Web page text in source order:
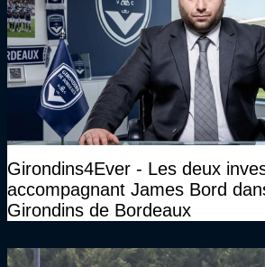
Girondins4Ever - Les deux
accompagnant James Bord
Girondins de Bordeaux